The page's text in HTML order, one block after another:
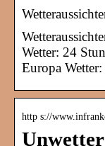
Wetter: 24
Europa
http s://